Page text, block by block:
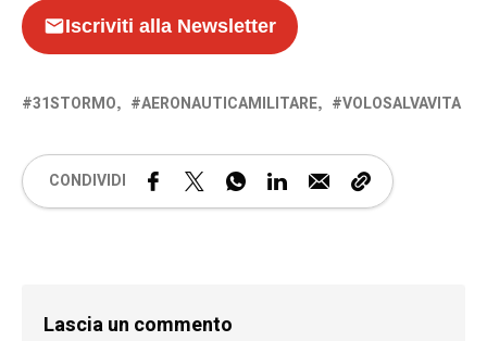
Iscriviti alla Newsletter
31STORMO AERONAUTICAMILITARE VOLOSALVAVITA
CONDIVIDI
Lascia un commento